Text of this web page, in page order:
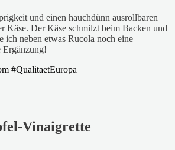
und einen hauchdünn ausrollbaren
Käse. Der Käse schmilzt beim Backen und
ich neben etwas Rucola noch eine
Ergänzung!
Vinaigrette